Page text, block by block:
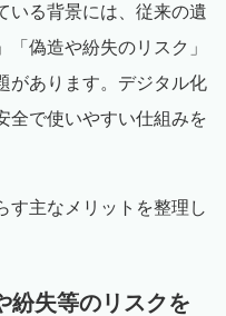
いる背景には、従来の遺
偽造や紛失のリスク」
があります。デジタル化
全で使いやすい仕組みを
す主なメリットを整理し
紛失等のリスクを